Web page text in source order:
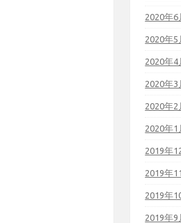
2020年6
2020年5
2020年4
2020年3
2020年2
2020年1
2019年
2019年
2019年
2019年9